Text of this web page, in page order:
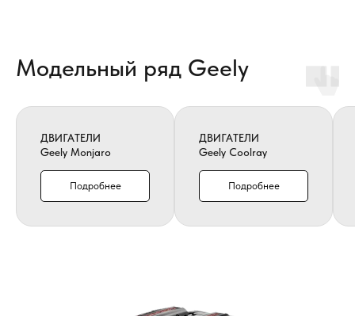
Модельный ряд Geely
ДВИГАТЕЛИ
Geely Monjaro
Подробнее
ДВИГАТЕЛИ
Geely Coolray
Подробнее